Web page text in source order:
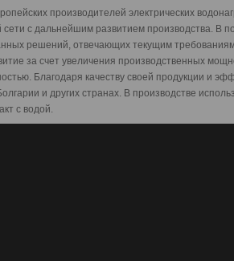
ких производителей электрических
сети с дальнейшим развитием производства. В
решений, отвечающих текущим требова
за счет увеличения производственных
Благодаря качеству своей продукции и
и других странах. В производстве
с водой.